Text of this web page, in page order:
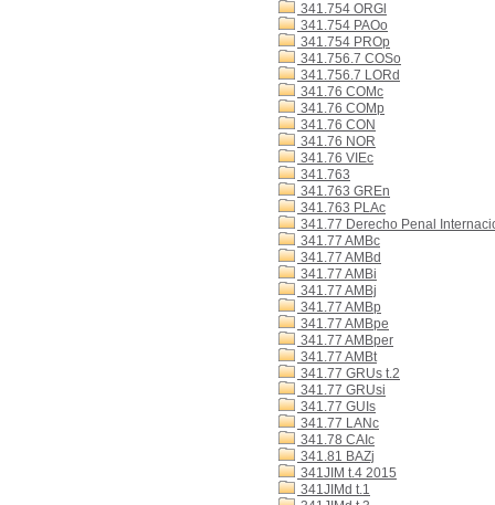
341.754 ORGl
341.754 PAOo
341.754 PROp
341.756.7 COSo
341.756.7 LORd
341.76 COMc
341.76 COMp
341.76 CON
341.76 NOR
341.76 VIEc
341.763
341.763 GREn
341.763 PLAc
341.77 Derecho Penal
341.77 AMBc
341.77 AMBd
341.77 AMBi
341.77 AMBj
341.77 AMBp
341.77 AMBpe
341.77 AMBper
341.77 AMBt
341.77 GRUs t.2
341.77 GRUsi
341.77 GUIs
341.77 LANc
341.78 CAIc
341.81 BAZj
341JIM t.4 2015
341JIMd t.1